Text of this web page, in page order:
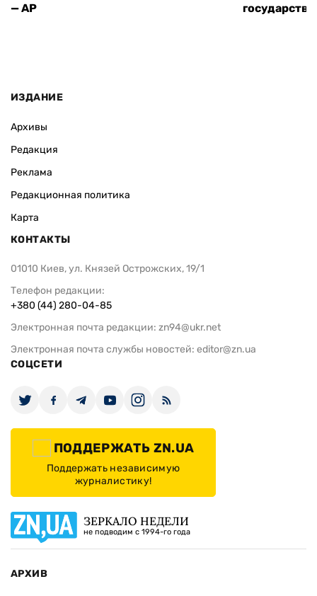
— AP
ИЗДАНИЕ
Архивы
Редакция
Реклама
Редакционная политика
Карта
КОНТАКТЫ
01010 Киев, ул. Князей Острожских, 19/1
Телефон редакции:
+380 (44) 280-04-85
Электронная почта редакции: zn94@ukr.net
Электронная почта службы новостей: editor@zn.ua
СОЦСЕТИ
ПОДДЕРЖАТЬ ZN.UA
Поддержать независимую
журналистику!
ЗЕРКАЛО НЕДЕЛИ
не подводим с 1994-го года
АРХИВ